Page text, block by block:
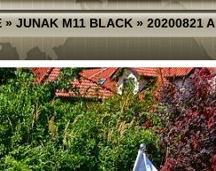
»JUNAK M11 BLACK»20200821 A